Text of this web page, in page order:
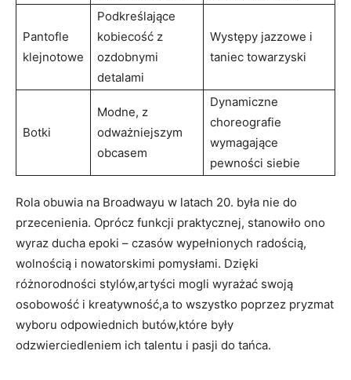
Pantofle
klejnotowe
Podkreślające
kobiecość z
ozdobnymi
detalami
Występy jazzowe i
taniec towarzyski
Botki
Modne, z
odważniejszym
obcasem
Dynamiczne
choreografie
wymagające
pewności siebie
Rola obuwia na Broadwayu w latach 20. była nie do
przecenienia. Oprócz funkcji praktycznej, stanowiło ono
wyraz ducha epoki – czasów wypełnionych radością,
wolnością i nowatorskimi pomysłami. Dzięki
różnorodności stylów,artyści mogli wyrażać swoją
osobowość i kreatywność,a to wszystko poprzez pryzmat
wyboru odpowiednich butów,które były
odzwierciedleniem ich talentu i pasji do tańca.